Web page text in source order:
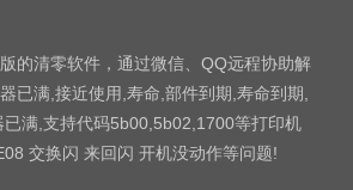
的清零软件，通过微信、QQ远程协助解
已满,接近使用,寿命,部件到期,寿命到期,
已满,支持代码5b00,5b02,1700等打印机
交换闪 来回闪 开机没动作等问题!